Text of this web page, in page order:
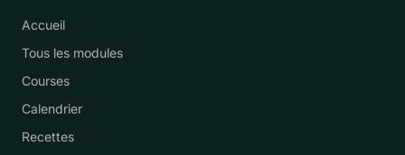
Accueil
Tous les modules
Courses
Calendrier
Recettes